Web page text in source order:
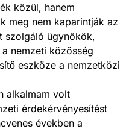
közül, hanem
meg nem kaparintják az
szolgáló ügynökök,
nemzeti közösség
eszköze a nemzetközi
alkalmam volt
érdekérvényesítést
években a